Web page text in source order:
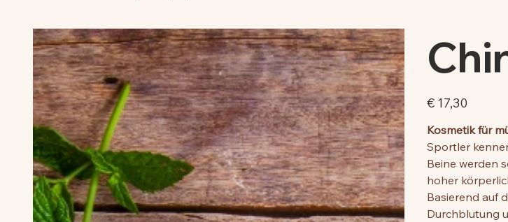
Preis
€ 17,30
Kosmetik für
Sportler
Beine werden
hoher
Basierend auf
Durchblutung